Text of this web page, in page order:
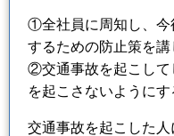
①全社員に周知し、今
するための防止策を講
②交通事故を起こして
を起こさないように
交通事故を起こした